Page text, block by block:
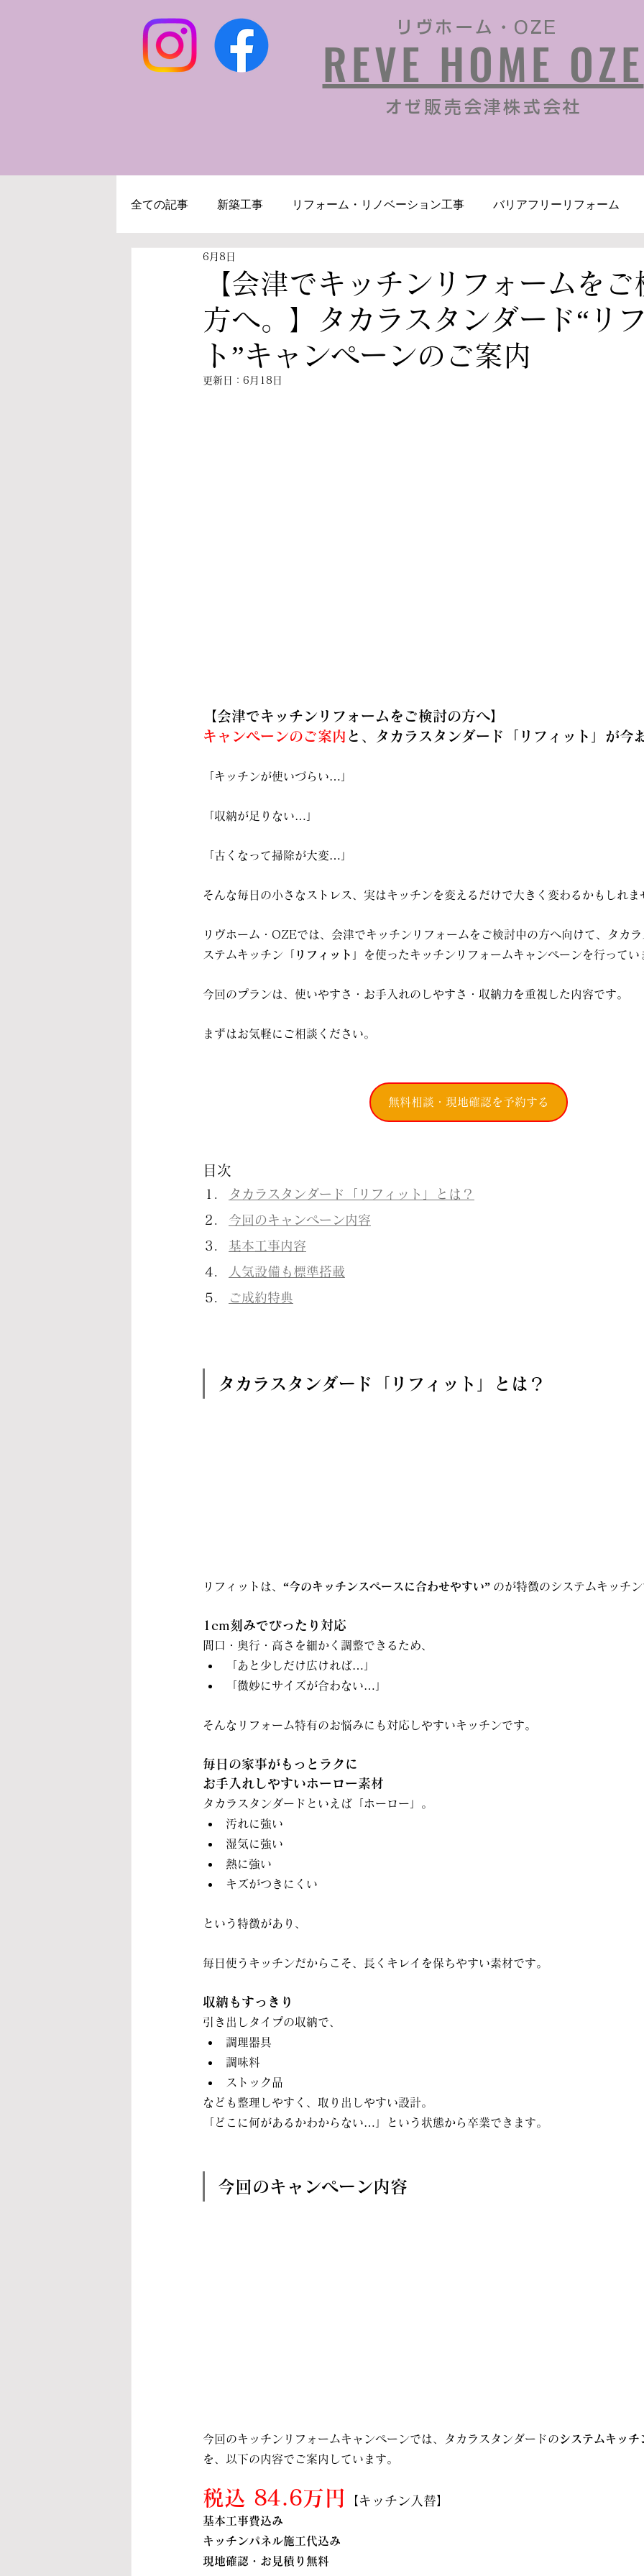
リヴホーム・OZE
REVE HOME OZE
​オゼ販売会津株式会社
全ての記事 新築工事 リフォーム・リノベーション工事 バリアフリーリフォーム
キッチンリフォーム
求人募集
【会津でキッチンリフォームをご
方へ。】タカラスタンダード“リ
ト”キャンペーンのご案内
6月8日
更新日： 6月18日
【会津でキッチンリフォームをご検討の方へ】
キャンペーンのご案内 と、タカラスタンダード「リフィット」が今
「キッチンが使いづらい…」
「収納が足りない…」
「古くなって掃除が大変…」
そんな毎日の小さなストレス、実はキッチンを変えるだけで大きく変わるかもしれま
リヴホーム・OZEでは、会津でキッチンリフォームをご検討中の方へ向けて、タカ
ステムキッチン 「リフィット」 を使ったキッチンリフォームキャンペーンを行ってい
今回のプランは、使いやすさ・お手入れのしやすさ・収納力を重視した内容です。
まずはお気軽にご相談ください。
無料相談・現地確認を予約する
目次
タカラスタンダード「リフィット」とは？
今回のキャンペーン内容
基本工事内容
人気設備も標準搭載
ご成約特典
タカラスタンダード「リフィット」とは？
リフィットは、 “今のキッチンスペースに合わせやすい” のが特徴のシステムキッチ
1cm刻みでぴったり対応
間口・奥行・高さを細かく調整できるため、
「あと少しだけ広ければ…」
「微妙にサイズが合わない…」
そんなリフォーム特有のお悩みにも対応しやすいキッチンです。
毎日の家事がもっとラクに
お手入れしやすいホーロー素材
タカラスタンダードといえば「ホーロー」。
汚れに強い
湿気に強い
熱に強い
キズがつきにくい
という特徴があり、
毎日使うキッチンだからこそ、長くキレイを保ちやすい素材です。
収納もすっきり
引き出しタイプの収納で、
調理器具
調味料
ストック品
なども整理しやすく、取り出しやすい設計。
「どこに何があるかわからない…」という状態から卒業できます。
今回のキャンペーン内容
今回のキッチンリフォームキャンペーンでは、タカラスタンダードのシステムキッ
を、以下の内容でご案内しています。
税込 84.6万円 【キッチン入替】
基本工事費込み
キッチンパネル施工代込み
現地確認・お見積り無料